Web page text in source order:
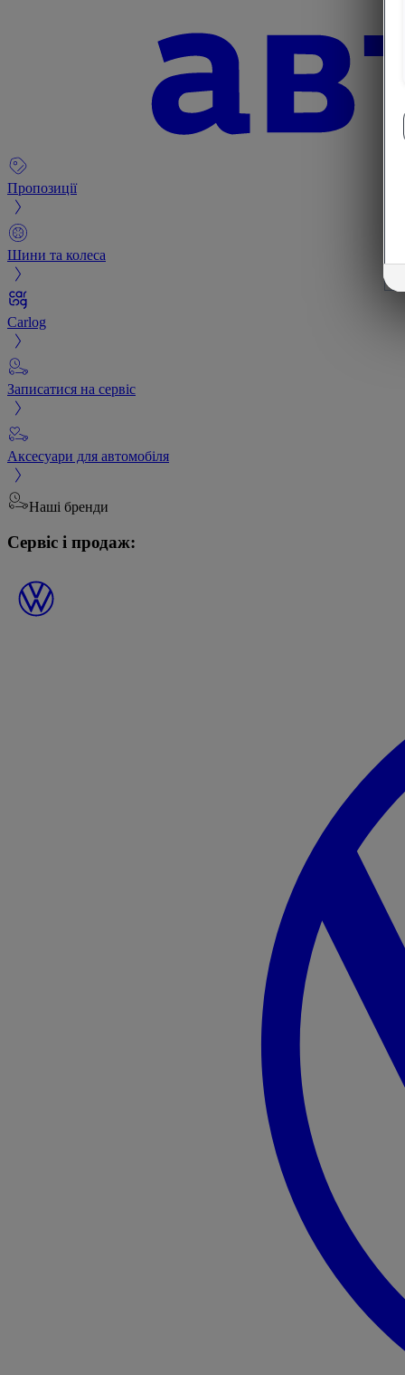
Пропозиції
Шини та колеса
Carlog
Записатися на сервіс
Аксесуари для автомобіля
Наші бренди
Сервіс і продаж: